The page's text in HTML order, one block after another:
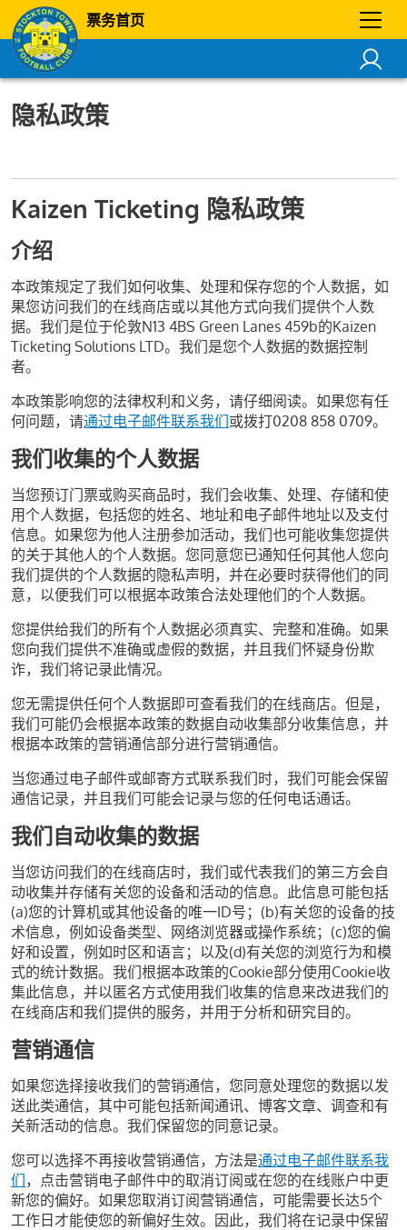
票务首页
隐私政策
Kaizen Ticketing 隐私政策
介绍
本政策规定了我们如何收集、处理和保存您的个人数据，如
果您访问我们的在线商店或以其他方式向我们提供个人数
据。我们是位于伦敦N13 4BS Green Lanes 459b的Kaizen
Ticketing Solutions LTD。我们是您个人数据的数据控制
者。
本政策影响您的法律权利和义务，请仔细阅读。如果您有任
何问题，请通过电子邮件联系我们或拨打0208 858 0709。
我们收集的个人数据
当您预订门票或购买商品时，我们会收集、处理、存储和使
用个人数据，包括您的姓名、地址和电子邮件地址以及支付
信息。如果您为他人注册参加活动，我们也可能收集您提供
的关于其他人的个人数据。您同意您已通知任何其他人您向
我们提供的个人数据的隐私声明，并在必要时获得他们的同
意，以便我们可以根据本政策合法处理他们的个人数据。
您提供给我们的所有个人数据必须真实、完整和准确。如果
您向我们提供不准确或虚假的数据，并且我们怀疑身份欺
诈，我们将记录此情况。
您无需提供任何个人数据即可查看我们的在线商店。但是，
我们可能仍会根据本政策的数据自动收集部分收集信息，并
根据本政策的营销通信部分进行营销通信。
当您通过电子邮件或邮寄方式联系我们时，我们可能会保留
通信记录，并且我们可能会记录与您的任何电话通话。
我们自动收集的数据
当您访问我们的在线商店时，我们或代表我们的第三方会自
动收集并存储有关您的设备和活动的信息。此信息可能包括
(a)您的计算机或其他设备的唯一ID号；(b)有关您的设备的技
术信息，例如设备类型、网络浏览器或操作系统；(c)您的偏
好和设置，例如时区和语言；以及(d)有关您的浏览行为和模
式的统计数据。我们根据本政策的Cookie部分使用Cookie收
集此信息，并以匿名方式使用我们收集的信息来改进我们的
在线商店和我们提供的服务，并用于分析和研究目的。
营销通信
如果您选择接收我们的营销通信，您同意处理您的数据以发
送此类通信，其中可能包括新闻通讯、博客文章、调查和有
关新活动的信息。我们保留您的同意记录。
您可以选择不再接收营销通信，方法是通过电子邮件联系我
们 ，点击营销电子邮件中的取消订阅或在您的在线账户中更
新您的偏好。如果您取消订阅营销通信，可能需要长达5个
工作日才能使您的新偏好生效。因此，我们将在记录中保留